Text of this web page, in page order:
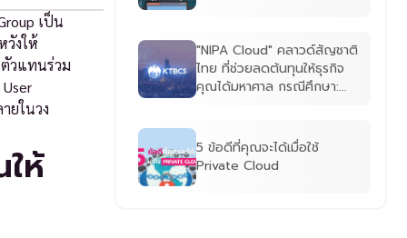
เป็น
วังให้
ตัวแทนร่วม
ยในวง
ห้
"NIPA Cloud" คลาวด์สัญชาติ
ไทย ที่ช่วยลดต้นทุนให้ธุรกิจ
คุณได้มหาศาล กรณีศึกษา:
5 ข้อดีที่คุณจะได้เมื่อใช้
Private Cloud